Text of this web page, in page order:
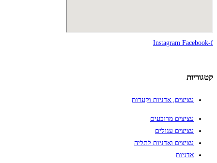
Instagram Facebook-f
קטגוריות
עציצים, אדניות וקערות
עציצים מרובעים
עציצים עגולים
עציצים ואדניות לתליה
אדניות